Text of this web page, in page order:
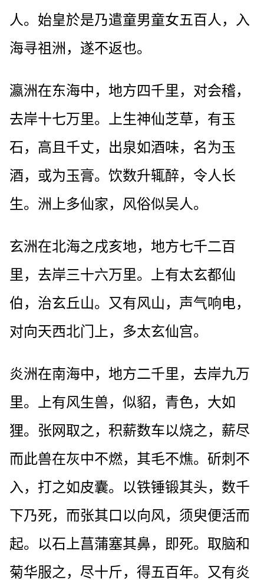
人。始皇於是乃遣童男童女五百人，入
海寻祖洲，遂不返也。
瀛洲在东海中，地方四千里，对会稽，
去岸十七万里。上生神仙芝草，有玉
石，高且千丈，出泉如酒味，名为玉
酒，或为玉膏。饮数升辄醉，令人长
生。洲上多仙家，风俗似吴人。
玄洲在北海之戌亥地，地方七千二百
里，去岸三十六万里。上有太玄都仙
伯，治玄丘山。又有风山，声气响电，
对向天西北门上，多太玄仙宫。
炎洲在南海中，地方二千里，去岸九万
里。上有风生兽，似貂，青色，大如
狸。张网取之，积薪数车以烧之，薪尽
而此兽在灰中不燃，其毛不燋。斫刺不
入，打之如皮囊。以铁锤锻其头，数千
下乃死，而张其口以向风，须臾便活而
起。以石上菖蒲塞其鼻，即死。取脑和
菊华服之，尽十斤，得五百年。又有炎